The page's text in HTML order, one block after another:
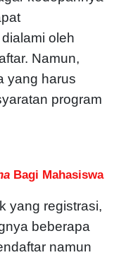
oleh
Namun,
yang harus
program
Bagi Mahasiswa
yang registrasi,
beberapa
namun